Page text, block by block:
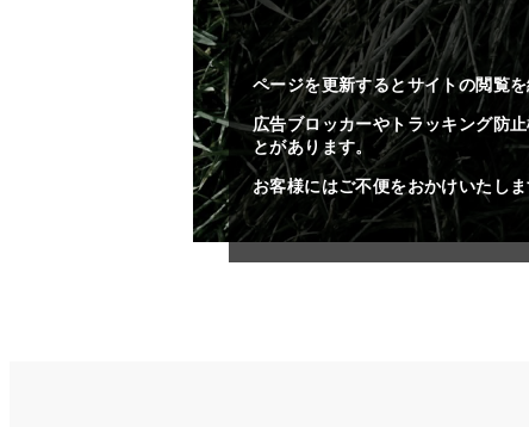
ページを更新するとサイトの閲覧を
広告ブロッカーやトラッキング防
とがあります。
お客様にはご不便をおかけいたし